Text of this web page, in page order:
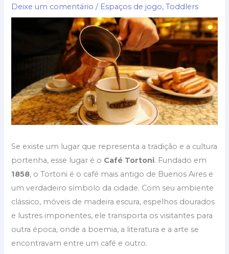
Deixe um comentário / Espaços de jogo,Toddlers
Se existe um lugar que representa a tradição e a cultura
portenha, esse lugar é o Café Tortoni. Fundado em
1858, o Tortoni é o café mais antigo de Buenos Aires e
um verdadeiro símbolo da cidade. Com seu ambiente
clássico, móveis de madeira escura, espelhos dourados
e lustres imponentes, ele transporta os visitantes para
outra época, onde a boemia, a literatura e a arte se
encontravam entre um café e outro.